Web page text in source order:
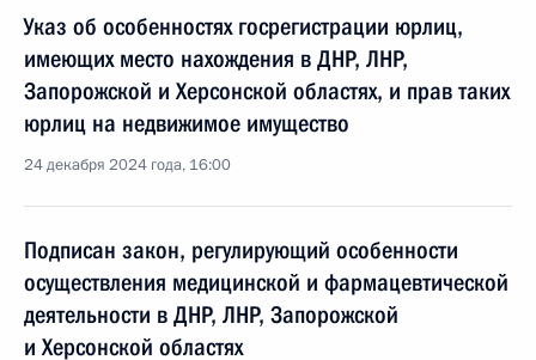
Указ об особенностях госрегистрации юрлиц,
имеющих место нахождения в ДНР, ЛНР,
Запорожской и Херсонской областях, и прав таких
юрлиц на недвижимое имущество
24 декабря 2024 года, 16:00
Подписан закон, регулирующий особенности
осуществления медицинской и фармацевтической
деятельности в ДНР, ЛНР, Запорожской
и Херсонской областях